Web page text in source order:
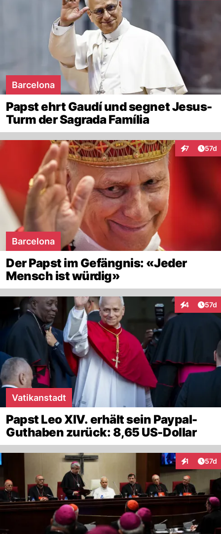
Barcelona
Papst ehrt Gaudí und segnet Jesus-
Turm der Sagrada Família
7 57d
Barcelona
Der Papst im Gefängnis: «Jeder
Mensch ist würdig»
4
Interaktionen
57d
Vatikanstadt
Papst Leo XIV. erhält sein Paypal-
Guthaben zurück: 8,65 US-Dollar
1 57d